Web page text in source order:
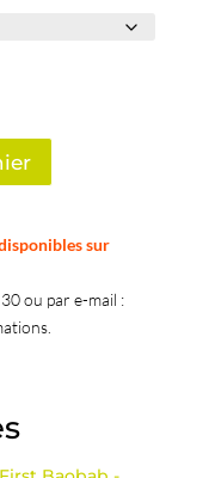
sur
ou par e-mail :